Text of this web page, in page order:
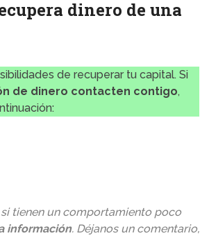
dinero de una
de recuperar tu capital. Si
de dinero contacten contigo,
tienen un comportamiento poco
información. Déjanos un comentario,